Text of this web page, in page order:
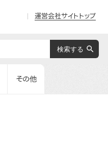
運営会社サイトトップ
その他